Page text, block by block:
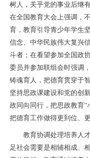
树人，关乎党的事业后继
在全国教育大会上强调，
育，教育引导青少年学生
信念、中华民族伟大复兴
斗者；在看望参加全国政
委员并参加联组会时强调
铸魂育人，把德育贯穿于
坚持思政课建设和党的创
政同向同行，把思政教育“
把德育工作做得更到位、更
教育协调处理培养人才
足社会需要是相辅相成、